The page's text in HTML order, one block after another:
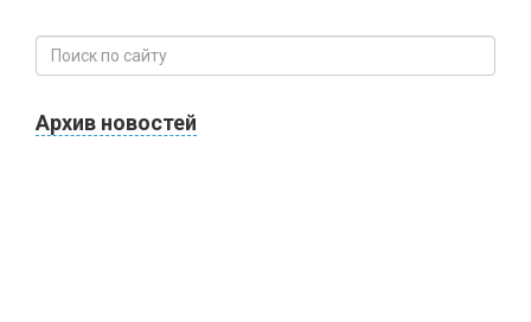
Архив новостей